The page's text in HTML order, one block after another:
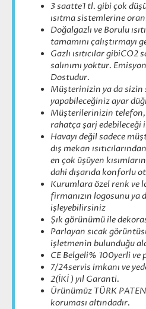
3 saatte1 tl. gibi çok
ısıtma sistemlerine
Doğalgazlı ve Borulu
tamamını çalıştırmayı
Gazlı ısıtıcılar gibiCO2
salınımı yoktur.
Dostudur.
Müşterinizin ya da sizin
yapabileceğiniz ayar
Müşterilerinizin telefon,
rahatça şarj edebileceği
Havayı değil sadece
dış mekan
en çok üşüyen
dahi dışarıda konforlu
Kurumlara özel renk ve
firmanızın logosunu ya
işleyebilirsiniz
Şık görünümü ile
Parlayan sıcak
işletmenin bulunduğu
CE Belgeli% 100yerli
7/24servis imkanı ve
2(İKİ ) yıl Garanti.
Ürünümüz TÜRK
koruması altındadır.